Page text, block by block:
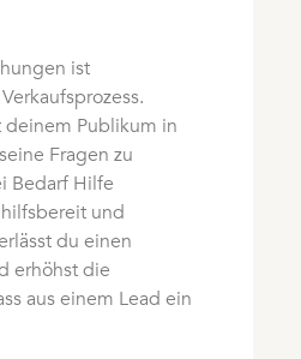
ist
Publikum in
Fragen zu
Bedarf Hilfe
und
du einen
erhöhst die
aus einem Lead ein